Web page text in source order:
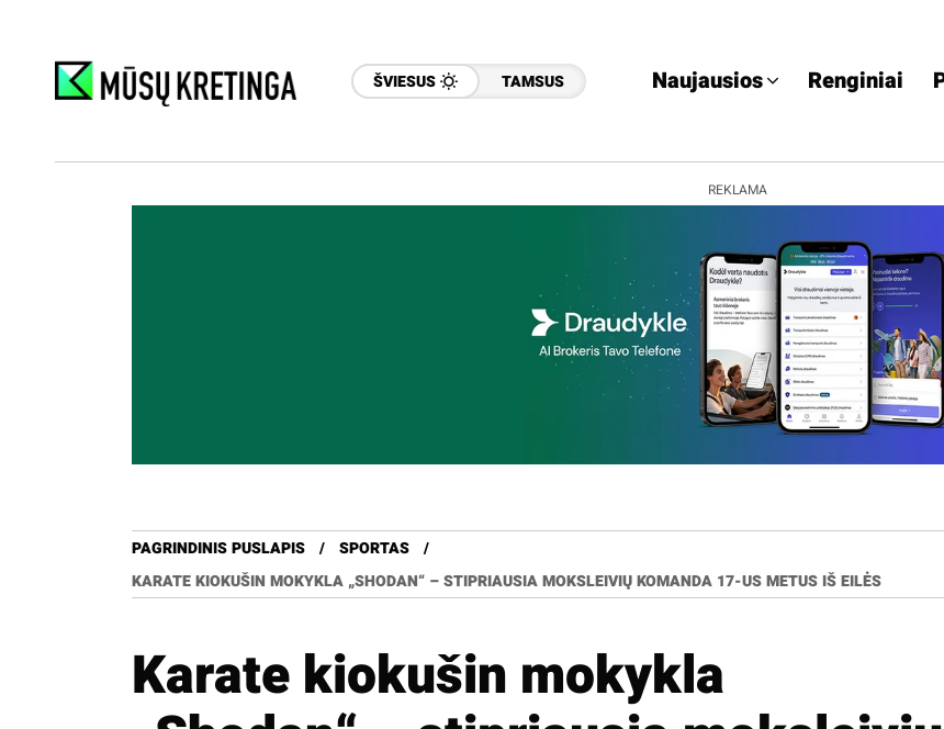
ŠVIESUS TAMSUS Naujausios Renginiai
REKLAMA
PAGRINDINIS PUSLAPIS
SPORTAS
KARATE KIOKUŠIN MOKYKLA „SHODAN“ – STIPRIAUSIA MOKSLEIVIŲ KOMANDA 17-US METUS IŠ EILĖS
Karate kiokušin mokykla